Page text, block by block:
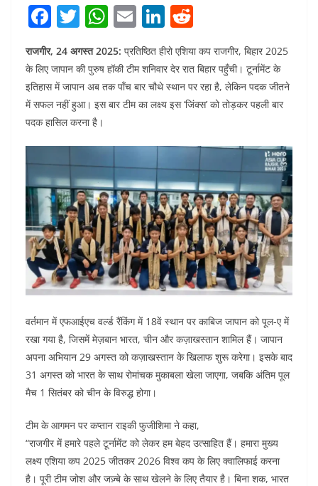
F
c
e
b
o
o
k
T
itt
er
W
at
s
A
p
E
m
ai
l
Li
n
k
e
dI
d
di
t
राजगीर, 24 अगस्त 2025: प्रतिष्ठित हीरो एशिया कप राजगीर, बिहार 2025
के लिए जापान की पुरुष हॉकी टीम शनिवार देर रात बिहार पहुँची। टूर्नामेंट के
इतिहास में जापान अब तक पाँच बार चौथे स्थान पर रहा है, लेकिन पदक जीतने
में सफल नहीं हुआ। इस बार टीम का लक्ष्य इस ‘जिंक्‍स’ को तोड़कर पहली बार
पदक हासिल करना है।
वर्तमान में एफआईएच वर्ल्ड रैंकिंग में 18वें स्थान पर काबिज जापान को पूल-ए में
रखा गया है, जिसमें मेज़बान भारत, चीन और कज़ाखस्तान शामिल हैं। जापान
अपना अभियान 29 अगस्त को कज़ाखस्तान के खिलाफ शुरू करेगा। इसके बाद
31 अगस्त को भारत के साथ रोमांचक मुकाबला खेला जाएगा, जबकि अंतिम पूल
मैच 1 सितंबर को चीन के विरुद्ध होगा।
टीम के आगमन पर कप्तान राइकी फुजीशिमा ने कहा,
“राजगीर में हमारे पहले टूर्नामेंट को लेकर हम बेहद उत्साहित हैं। हमारा मुख्य
लक्ष्य एशिया कप 2025 जीतकर 2026 विश्व कप के लिए क्वालिफाई करना
है। पूरी टीम जोश और जज़्बे के साथ खेलने के लिए तैयार है। बिना शक, भारत